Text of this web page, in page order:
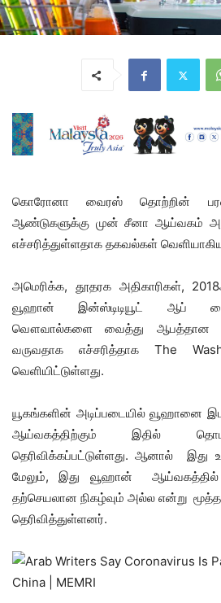
கொரோனா வைரஸ் தொற்றின்
ஆண்டுகளுக்கு முன் சீனா ஆய்வகம்
எச்சரித்துள்ளதாக தகவல்கள்
அமெரிக்க, தூதரக அதிகாரிகள்,
வூஹான் இன்ஸ்டிடியூட் ஆப்
வௌவால்களை வைத்து ஆபத்தான
வருவதாக எச்சரித்தாக The
வெளியிட்டுள்ளது.
யூகங்களின் அடிப்படையில் வூஹானை
ஆய்வகத்திற்கும் இதில்
தெரிவிக்கப்பட்டுள்ளது. ஆனால் இது
மேலும், இது வூஹான் ஆய்வகத்தில்
தற்செயலான நிகழ்வும் அல்ல என்று மூத்த
தெரிவித்துள்ளனர்.